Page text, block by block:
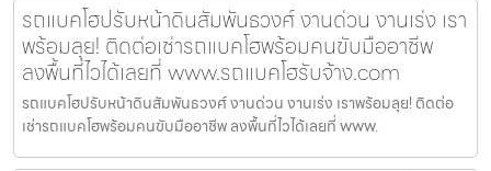
รถแบคโฮปรับหน้าดินสัมพันธวงศ์ งานด่วน งานเร่ง เรา
พร้อมลุย! ติดต่อเช่ารถแบคโฮพร้อมคนขับมืออาชีพ
ลงพื้นที่ไวได้เลยที่ www.รถแบคโฮรับจ้าง.com
รถแบคโฮปรับหน้าดินสัมพันธวงศ์ งานด่วน งานเร่ง เราพร้อมลุย! ติดต่อ
เช่ารถแบคโฮพร้อมคนขับมืออาชีพ ลงพื้นที่ไวได้เลยที่ www.